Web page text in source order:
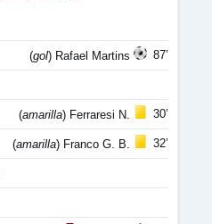
(gol) Rafael Martins 87’
(amarilla) Ferraresi N. 30’
(amarilla) Franco G. B. 32’